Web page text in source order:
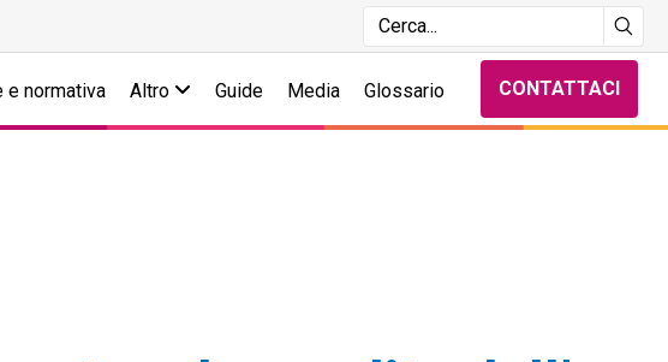
e normativa Altro Guide Media Glossario CONTATTACI